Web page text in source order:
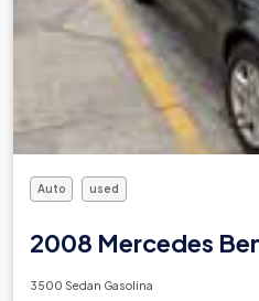
Auto used
2008 Mercedes
3500 Sedan Gasolina